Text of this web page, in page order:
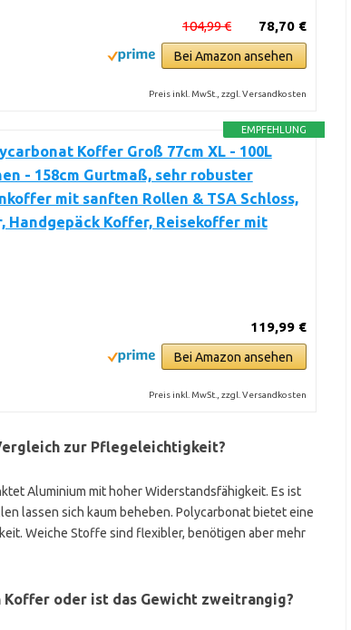
78,70 €
104,99 €
Bei Amazon ansehen
Preis inkl. MwSt., zzgl. Versandkosten
EMPFEHLUNG
Koffer Groß 77cm XL - 100L
- 158cm Gurtmaß, sehr robuster
mit sanften Rollen & TSA Schloss,
Handgepäck Koffer, Reisekoffer mit
119,99 €
Bei Amazon ansehen
Preis inkl. MwSt., zzgl. Versandkosten
zur Pflegeleichtigkeit?
Aluminium mit hoher Widerstandsfähigkeit. Es ist
lassen sich kaum beheben. Polycarbonat bietet eine
Weiche Stoffe sind flexibler, benötigen aber mehr
oder ist das Gewicht zweitrangig?